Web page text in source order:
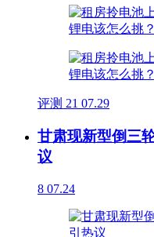
评测 21 07.29
甘肃现新型倒三
议
8 07.24